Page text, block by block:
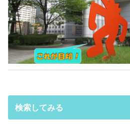
検索してみる